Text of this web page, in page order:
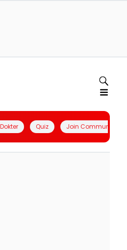
Quiz Join Community